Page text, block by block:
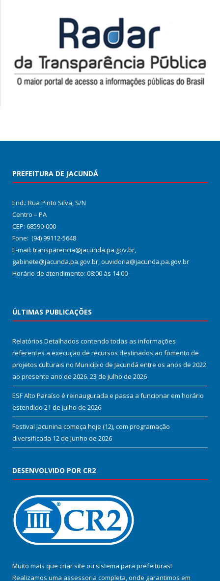
PREFEITURA DE JACUNDÁ
End.: Rua Pinto Silva, S/N
Centro – PA
CEP: 68590-000
Fone: (94) 99112-5648
E-mail: transparencia@jacunda.pa.gov.br,
gabinete@jacunda.pa.gov.br, ouvidoria@jacunda.pa.gov.br
Horário de atendimento: 08:00 às 14:00
ÚLTIMAS PUBLICAÇÕES
Relatórios Detalhados contendo todas as informações
referentes a execução de recursos destinados ao fomento de
projetos culturais no Município de Jacundá entre os anos de 2022
ao presente ano de 2026. 23 de julho de 2026
ESF Alto Paraíso é reinaugurada e passa a funcionar em horário
estendido 21 de julho de 2026
Festival Jacunina começa hoje (12), com programação
diversificada 12 de junho de 2026
DESENVOLVIDO POR CR2
Muito mais que criar site ou sistema para prefeituras!
Realizamos uma assessoria completa, onde garantimos em